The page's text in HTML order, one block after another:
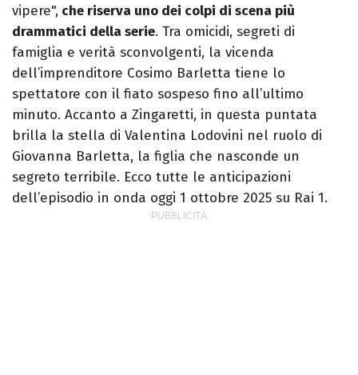
vipere", che riserva uno dei colpi di scena più
drammatici della serie. Tra omicidi, segreti di
famiglia e verità sconvolgenti, la vicenda
dell’imprenditore Cosimo Barletta tiene lo
spettatore con il fiato sospeso fino all’ultimo
minuto. Accanto a Zingaretti, in questa puntata
brilla la stella di Valentina Lodovini nel ruolo di
Giovanna Barletta, la figlia che nasconde un
segreto terribile. Ecco tutte le anticipazioni
dell’episodio in onda oggi 1 ottobre 2025 su Rai 1.